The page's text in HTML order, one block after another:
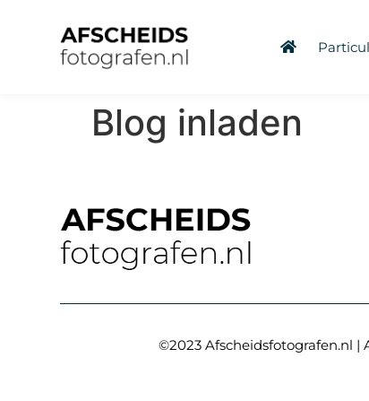
Blog inladen
©2023 Afscheidsfotografen.nl |